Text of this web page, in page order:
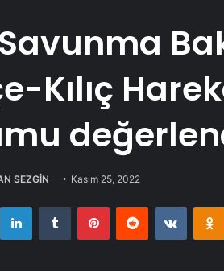
Kılıç
SEZGİN Kasım 25, 2022
LinkedInTumblr PinterestReddit